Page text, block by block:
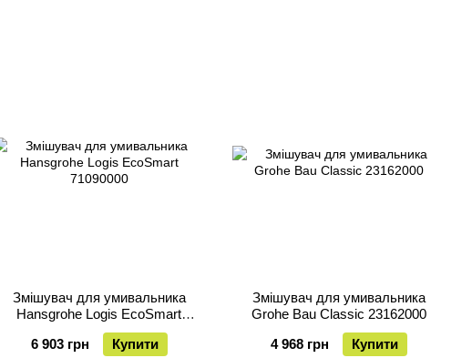
Змішувач для умивальника
Hansgrohe Logis EcoSmart
71090000
6 903 грн
Купити
Змішувач для умивальника
Grohe Bau Classic 23162000
4 968 грн
Купити